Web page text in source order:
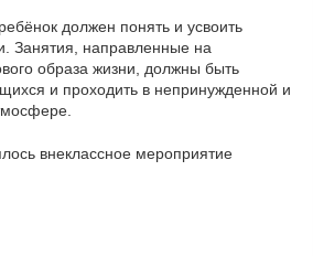
должен понять и усвоить
Занятия, направленные на
образа жизни, должны быть
и проходить в непринужденной и
внеклассное мероприятие